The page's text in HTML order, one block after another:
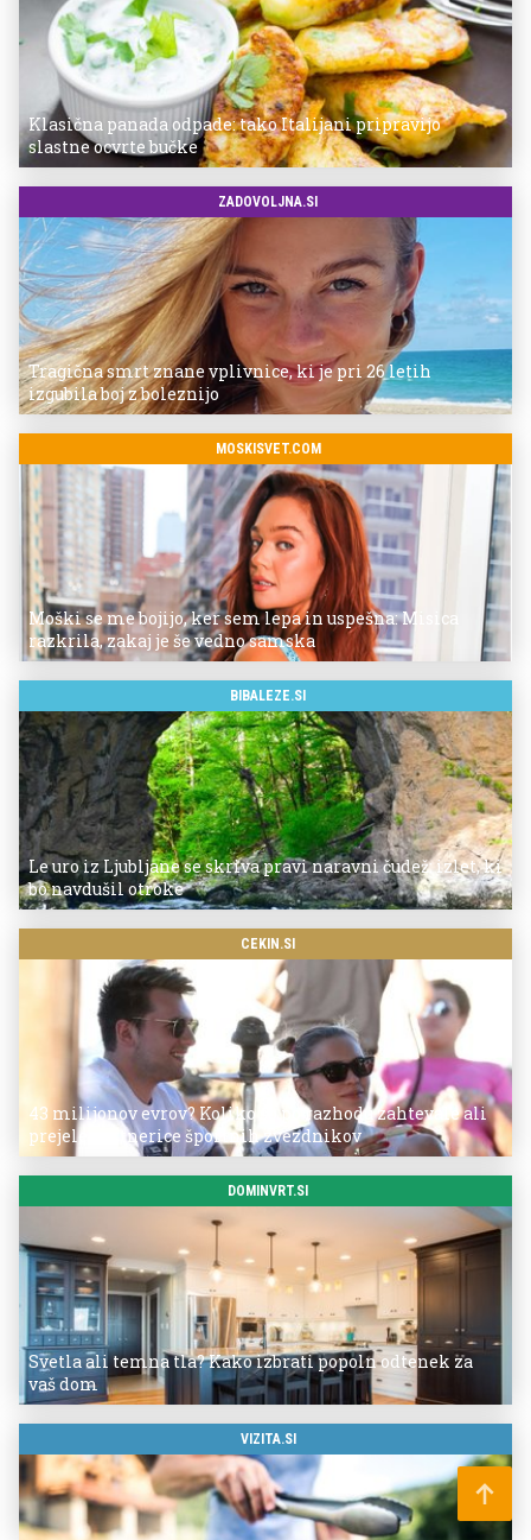
Klasična panada odpade: tako Italijani pripravijo
slastne ocvrte bučke
ZADOVOLJNA.SI
Tragična smrt znane vplivnice, ki je pri 26 letih
izgubila boj z boleznijo
MOSKISVET.COM
Moški se me bojijo, ker sem lepa in uspešna: Misica
razkrila, zakaj je še vedno samska
BIBALEZE.SI
Le uro iz Ljubljane se skriva pravi naravni čudež: izlet, ki
bo navdušil otroke
CEKIN.SI
43 milijonov evrov? Koliko so po razhodu zahtevale ali
prejele partnerice športnih zvezdnikov
DOMINVRT.SI
Svetla ali temna tla? Kako izbrati popoln odtenek za
vaš dom
VIZITA.SI